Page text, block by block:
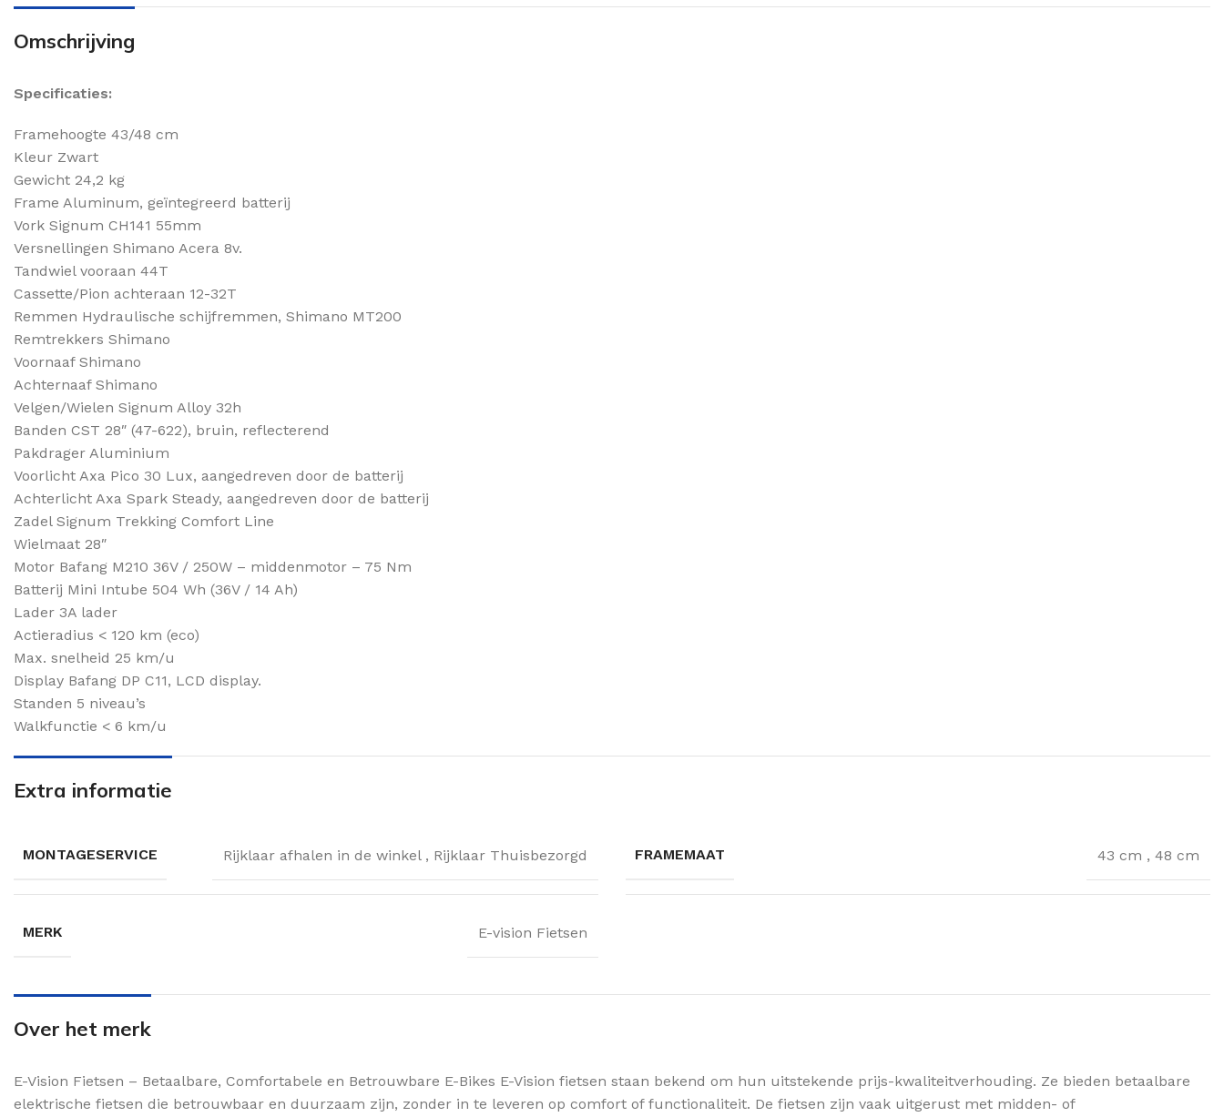
Omschrijving
Specificaties:
Framehoogte 43/48 cm
Kleur Zwart
Gewicht 24,2 kg
Frame Aluminum, geïntegreerd batterij
Vork Signum CH141 55mm
Versnellingen Shimano Acera 8v.
Tandwiel vooraan 44T
Cassette/Pion achteraan 12-32T
Remmen Hydraulische schijfremmen, Shimano MT200
Remtrekkers Shimano
Voornaaf Shimano
Achternaaf Shimano
Velgen/Wielen Signum Alloy 32h
Banden CST 28″ (47-622), bruin, reflecterend
Pakdrager Aluminium
Voorlicht Axa Pico 30 Lux, aangedreven door de batterij
Achterlicht Axa Spark Steady, aangedreven door de batterij
Zadel Signum Trekking Comfort Line
Wielmaat 28″
Motor Bafang M210 36V / 250W – middenmotor – 75 Nm
Batterij Mini Intube 504 Wh (36V / 14 Ah)
Lader 3A lader
Actieradius < 120 km (eco)
Max. snelheid 25 km/u
Display Bafang DP C11, LCD display.
Standen 5 niveau’s
Walkfunctie < 6 km/u
Extra informatie
MONTAGESERVICE Rijklaar afhalen in de winkel , Rijklaar Thuisbezorgd FRAMEMAAT 43 cm , 48 cm
MERK E-vision Fietsen
Over het merk
E-Vision Fietsen – Betaalbare, Comfortabele en Betrouwbare E-Bikes E-Vision fietsen staan bekend om hun uitstekende prijs-kwaliteitverhouding. Ze bieden betaalbare
elektrische fietsen die betrouwbaar en duurzaam zijn, zonder in te leveren op comfort of functionaliteit. De fietsen zijn vaak uitgerust met midden- of